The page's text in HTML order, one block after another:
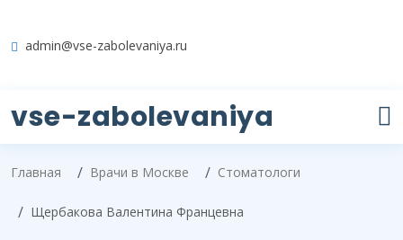
admin@vse-zabolevaniya.ru
vse-zabolevaniya
Главная Врачи в Москве Стоматологи
Щербакова Валентина Францевна